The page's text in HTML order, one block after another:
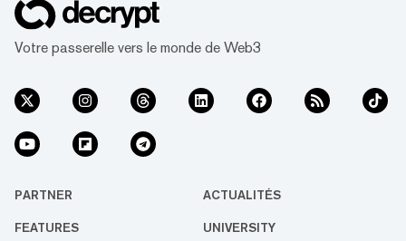
lancera effectivement un jeton sur The Open
Votre passerelle vers le monde de Web3
PARTNER ACTUALITÉS
FEATURES UNIVERSITY